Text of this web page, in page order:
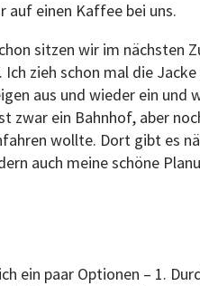
auf einen Kaffee bei uns.
sitzen wir im nächsten
zieh schon mal die
aus und wieder ein und
zwar ein Bahnhof, aber
wollte. Dort gibt es
auch meine schöne
ein paar Optionen – 1.